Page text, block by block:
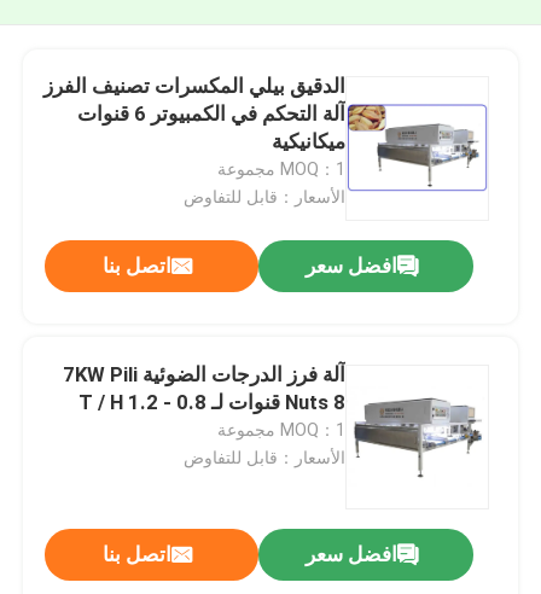
الدقيق بيلي المكسرات تصنيف الفرز
آلة التحكم في الكمبيوتر 6 قنوات
ميكانيكية
MOQ：1 مجموعة
الأسعار：قابل للتفاوض
افضل سعر اتصل بنا
آلة فرز الدرجات الضوئية 7KW Pili
Nuts 8 قنوات لـ 0.8 - 1.2 T / H
MOQ：1 مجموعة
الأسعار：قابل للتفاوض
افضل سعر اتصل بنا